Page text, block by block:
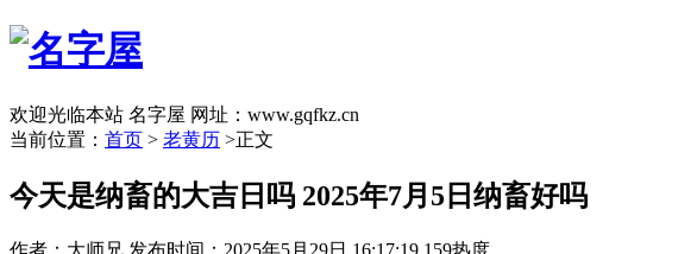
欢迎光临本站 名字屋 网址：www.gqfkz.cn
当前位置： 首页 > 老黄历 >正文
今天是纳畜的大吉日吗 2025年7月5日纳畜好吗
作者：大师兄 发布时间：2025年5月29日 16:17:19 159热度